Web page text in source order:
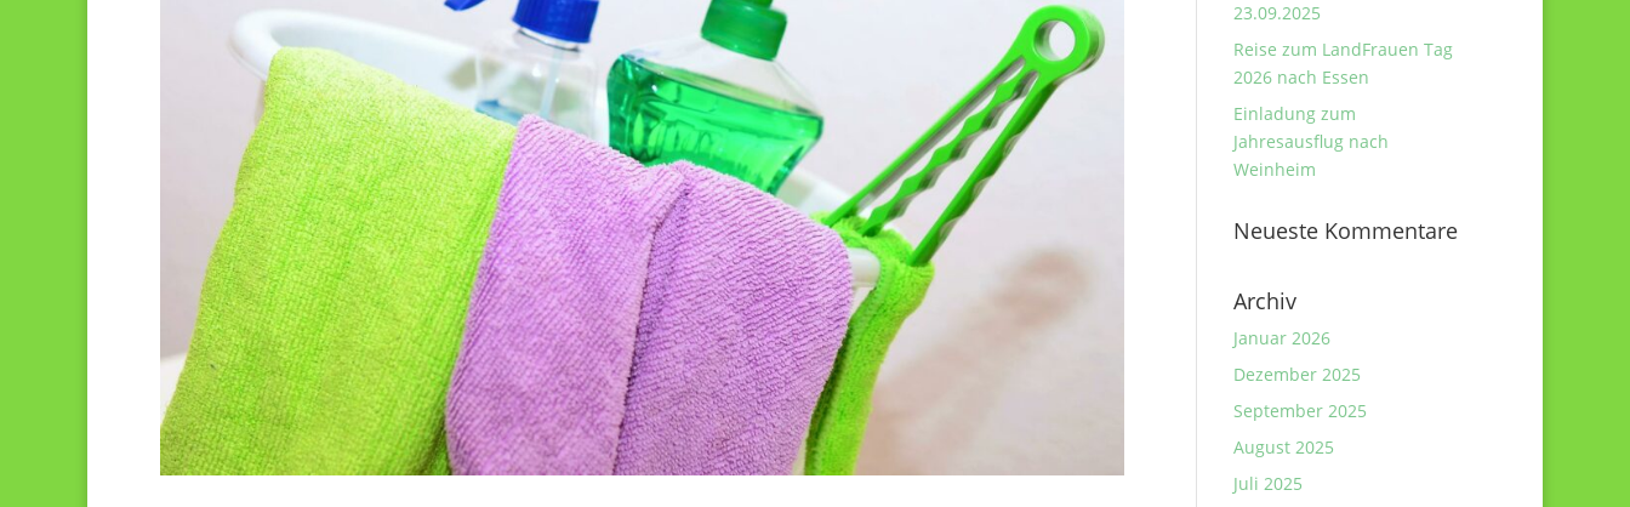
23.09.2025
Reise zum LandFrauen Tag
2026 nach Essen
Einladung zum
Jahresausflug nach
Weinheim
Neueste Kommentare
Archiv
Januar 2026
Dezember 2025
September 2025
August 2025
Juli 2025